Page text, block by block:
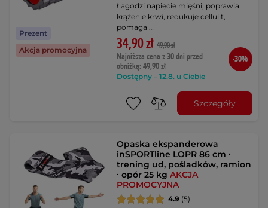
Prezent
Akcja promocyjna
Łagodzi napięcie mięśni, poprawia
krążenie krwi, redukuje cellulit,
pomaga …
34,90 zł 49,90 zł
Najniższa cena z 30 dni przed
obniżką: 49,90 zł
Dostępny – 12.8. u Ciebie
-30%
Szczegóły
Opaska ekspanderowa
inSPORTline LOPR 86 cm ∙
trening ud, pośladków, ramion
∙ opór 25 kgAKCJA
PROMOCYJNA
4.9 (5)